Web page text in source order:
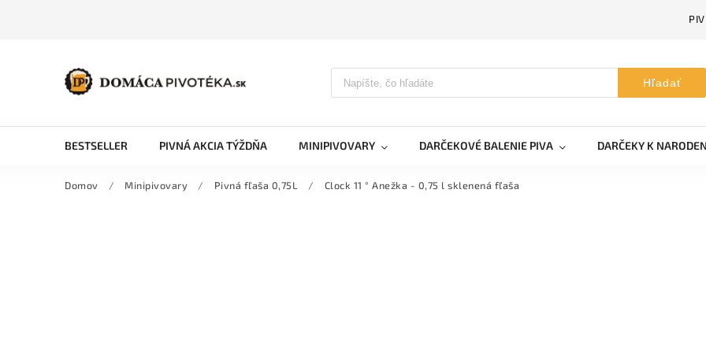
Hľadať
BESTSELLER PIVNÁ AKCIA TÝŽDŇA MINIPIVOVARY DARČEKOVÉ BALENIE PIVA DARČEKY K
Domov / Minipivovary / Pivná fľaša 0,75L / Clock 11 ° Anežka - 0,75 l sklenená fľaša